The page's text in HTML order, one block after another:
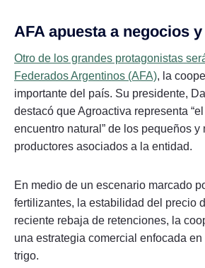
AFA apuesta a negocios
Otro de los grandes protagonistas
Federados Argentinos (AFA), la
importante del país. Su presidente,
destacó que Agroactiva representa
encuentro natural” de los pequeños y
productores asociados a la entidad.
En medio de un escenario marcado
fertilizantes, la estabilidad del precio
reciente rebaja de retenciones, la
una estrategia comercial enfocada
trigo.